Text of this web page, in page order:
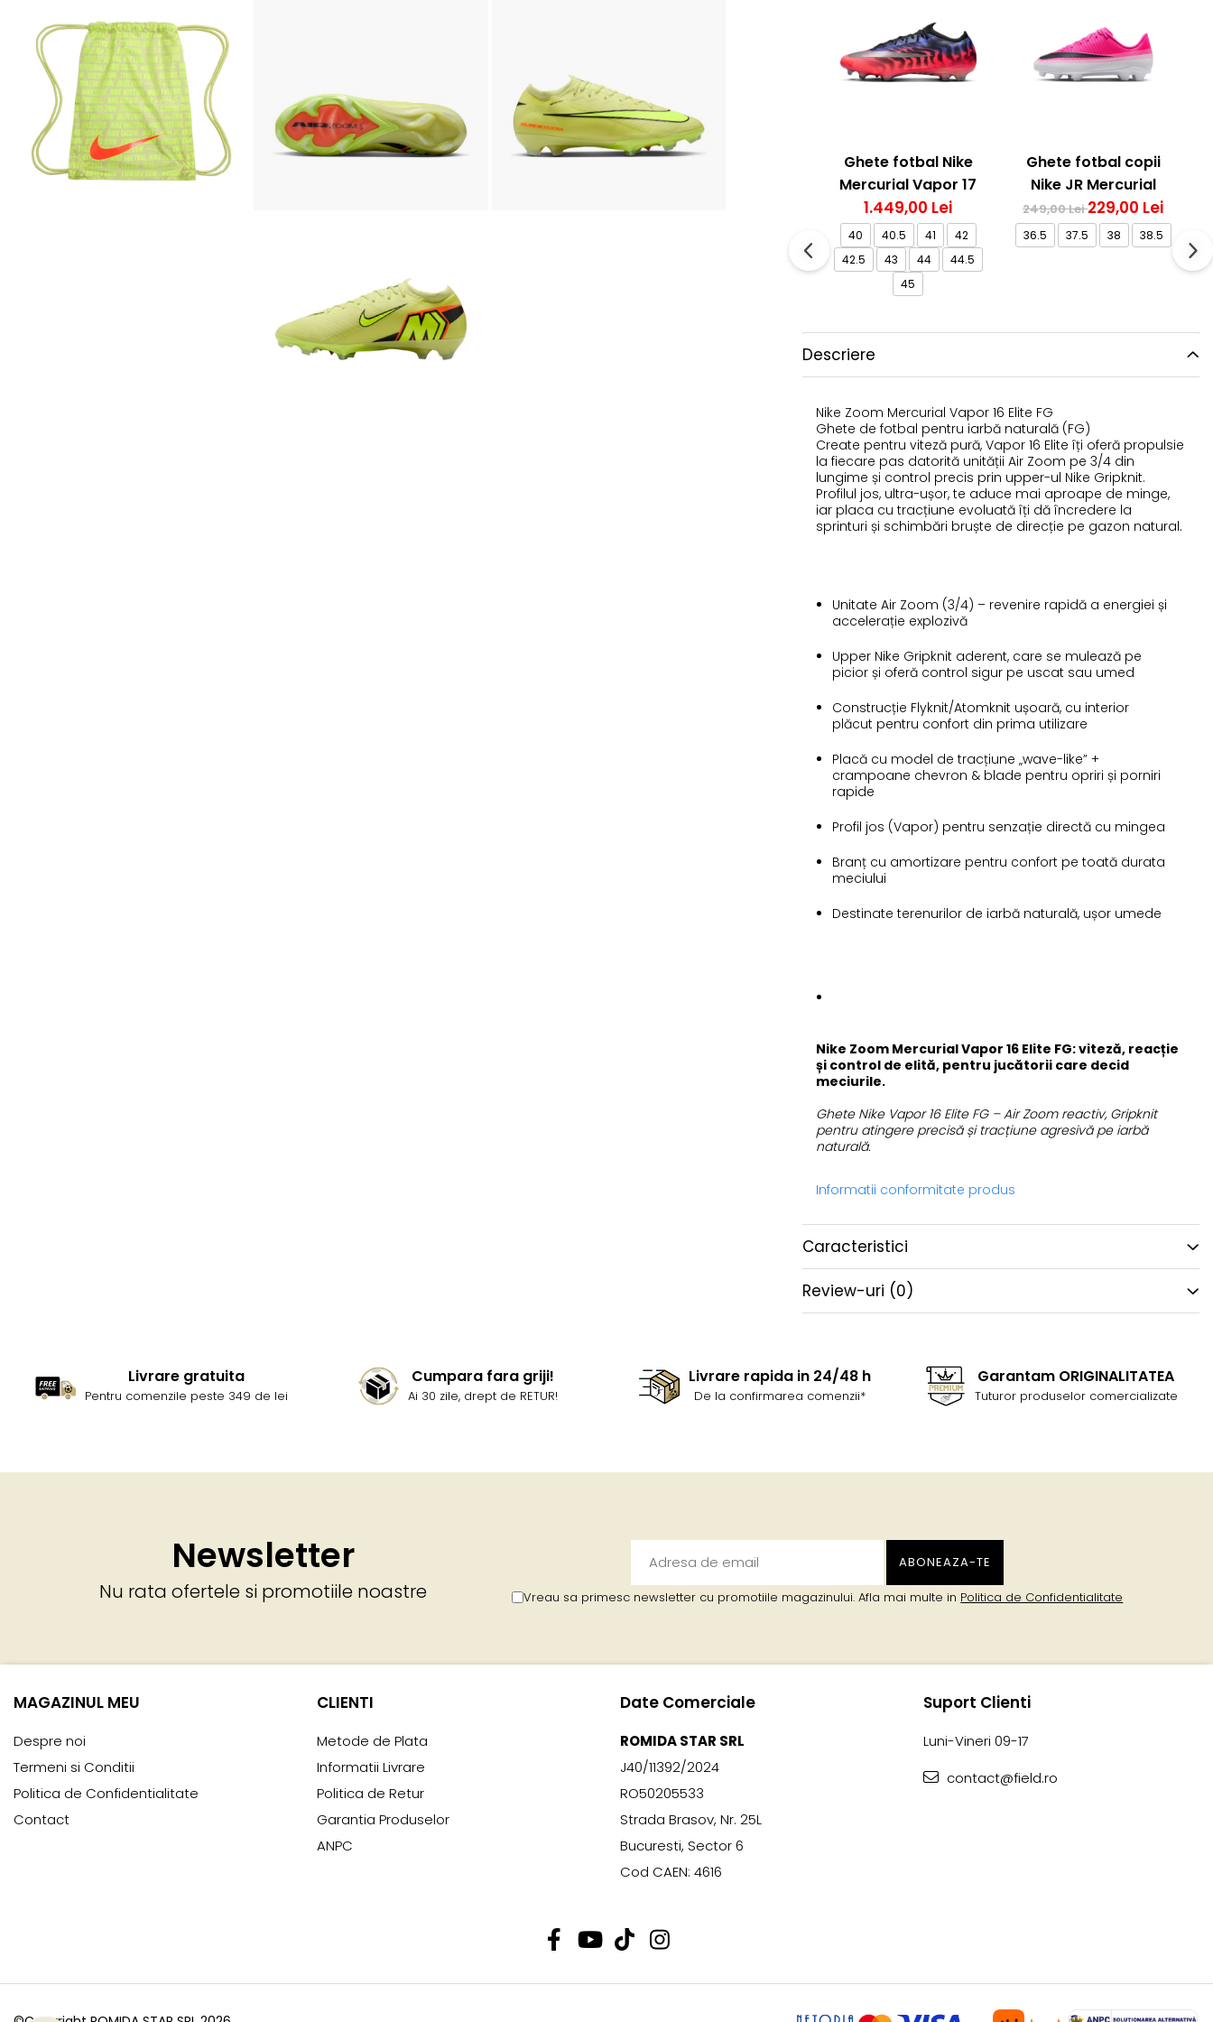
Ghete fotbal Nike
Mercurial Vapor 17
Elite FG T Se
1.449,00 Lei
40 40.5 41
42
42.5
43 44
44.5
45
Ghete fotbal copii
Nike JR Mercurial
Vapor 17 Club FG/MG
249,00 Lei229,00 Lei
36.5 37.5 38 38.5
Descriere
Nike Zoom Mercurial Vapor 16 Elite FG
Ghete de fotbal pentru iarbă naturală (FG)
Create pentru viteză pură, Vapor 16 Elite îți oferă propulsie
la fiecare pas datorită unității Air Zoom pe 3/4 din
lungime și control precis prin upper-ul Nike Gripknit.
Profilul jos, ultra-ușor, te aduce mai aproape de minge,
iar placa cu tracțiune evoluată îți dă încredere la
sprinturi și schimbări bruște de direcție pe gazon natural.
Unitate Air Zoom (3/4) – revenire rapidă a energiei și
accelerație explozivă
Upper Nike Gripknit aderent, care se mulează pe
picior și oferă control sigur pe uscat sau umed
Construcție Flyknit/Atomknit ușoară, cu interior
plăcut pentru confort din prima utilizare
Placă cu model de tracțiune „wave-like” +
crampoane chevron & blade pentru opriri și porniri
rapide
Profil jos (Vapor) pentru senzație directă cu mingea
Branț cu amortizare pentru confort pe toată durata
meciului
Destinate terenurilor de iarbă naturală, ușor umede
Nike Zoom Mercurial Vapor 16 Elite FG: viteză, reacție
și control de elită, pentru jucătorii care decid
meciurile.
Ghete Nike Vapor 16 Elite FG – Air Zoom reactiv, Gripknit
pentru atingere precisă și tracțiune agresivă pe iarbă
naturală.
Informatii conformitate produs
Caracteristici
Review-uri (0)
Livrare gratuita
Pentru comenzile peste 349 de lei
Cumpara fara griji!
Ai 30 zile, drept de RETUR!
Livrare rapida in 24/48 h
De la confirmarea comenzii*
Garantam ORIGINALITATEA
Tuturor produselor comercializate
Newsletter
Nu rata ofertele si promotiile noastre Vreau sa primesc newsletter cu promotiile magazinului. Afla mai multe in Politica de Confidentialitate
MAGAZINUL MEU
Despre noi
Termeni si Conditii
Politica de Confidentialitate
Contact
CLIENTI
Metode de Plata
Informatii Livrare
Politica de Retur
Garantia Produselor
ANPC
Date Comerciale
ROMIDA STAR SRL
J40/11392/2024
RO50205533
Strada Brasov, Nr. 25L
Bucuresti, Sector 6
Cod CAEN: 4616
Suport Clienti
Luni-Vineri 09-17
contact@field.ro